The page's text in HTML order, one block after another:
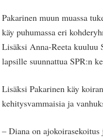
Pakarinen muun muassa
käy puhumassa eri
Lisäksi Anna-Reeta kuuluu
lapsille suunnattua SPR:n
Lisäksi Pakarinen käy
kehitysvammaisia ja
– Diana on